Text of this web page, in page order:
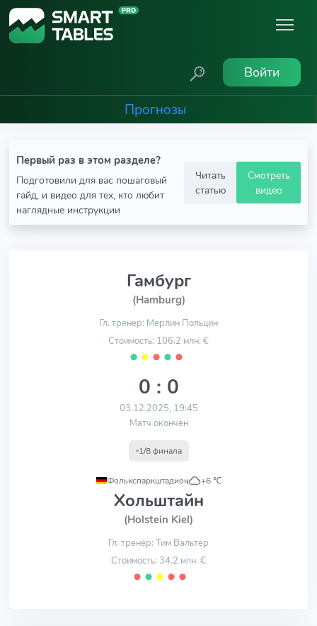
Войти
Прогнозы
Первый раз в этом разделе?
Подготовили для вас пошаговый
гайд, и видео для тех, кто любит
наглядные инструкции
Читать
статью
Смотреть
видео
Гамбург
(Hamburg)
Гл. тренер: Мерлин Польцин
Стоимость: 106.2 млн. €
⬤ ⬤ ⬤ ⬤ ⬤
0 : 0
03.12.2025, 19:45
Матч окончен
1/8 финала
Фолькспаркштадион
, +6 ℃
Хольштайн
(Holstein Kiel)
Гл. тренер: Тим Вальтер
Стоимость: 34.2 млн. €
⬤ ⬤ ⬤ ⬤ ⬤